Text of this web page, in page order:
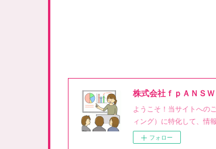
株式会社ｆｐＡＮＳ
ようこそ！当サイトへの
ィング）に特化して、情
フォロー